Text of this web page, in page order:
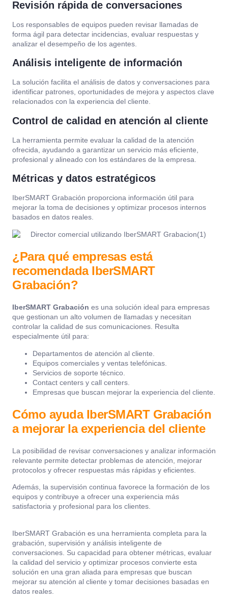
Revisión rápida de conversaciones
Los responsables de equipos pueden revisar llamadas de
forma ágil para detectar incidencias, evaluar respuestas y
analizar el desempeño de los agentes.
Análisis inteligente de información
La solución facilita el análisis de datos y conversaciones para
identificar patrones, oportunidades de mejora y aspectos clave
relacionados con la experiencia del cliente.
Control de calidad en atención al cliente
La herramienta permite evaluar la calidad de la atención
ofrecida, ayudando a garantizar un servicio más eficiente,
profesional y alineado con los estándares de la empresa.
Métricas y datos estratégicos
IberSMART Grabación proporciona información útil para
mejorar la toma de decisiones y optimizar procesos internos
basados en datos reales.
¿Para qué empresas está
recomendada IberSMART
Grabación?
IberSMART Grabación es una solución ideal para empresas
que gestionan un alto volumen de llamadas y necesitan
controlar la calidad de sus comunicaciones. Resulta
especialmente útil para:
Departamentos de atención al cliente.
Equipos comerciales y ventas telefónicas.
Servicios de soporte técnico.
Contact centers y call centers.
Empresas que buscan mejorar la experiencia del cliente.
Cómo ayuda IberSMART Grabación
a mejorar la experiencia del cliente
La posibilidad de revisar conversaciones y analizar información
relevante permite detectar problemas de atención, mejorar
protocolos y ofrecer respuestas más rápidas y eficientes.
Además, la supervisión continua favorece la formación de los
equipos y contribuye a ofrecer una experiencia más
satisfactoria y profesional para los clientes.
IberSMART Grabación es una herramienta completa para la
grabación, supervisión y análisis inteligente de
conversaciones. Su capacidad para obtener métricas, evaluar
la calidad del servicio y optimizar procesos convierte esta
solución en una gran aliada para empresas que buscan
mejorar su atención al cliente y tomar decisiones basadas en
datos reales.